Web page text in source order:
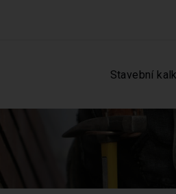
Stavební